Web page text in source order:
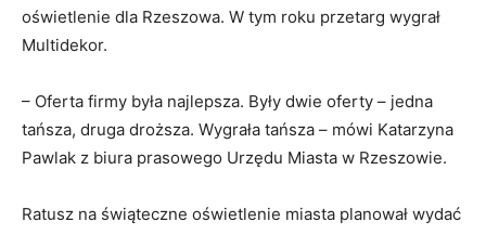
oświetlenie dla Rzeszowa. W tym roku przetarg wygrał
Multidekor.
– Oferta firmy była najlepsza. Były dwie oferty – jedna
tańsza, druga droższa. Wygrała tańsza – mówi Katarzyna
Pawlak z biura prasowego Urzędu Miasta w Rzeszowie.
Ratusz na świąteczne oświetlenie miasta planował wydać